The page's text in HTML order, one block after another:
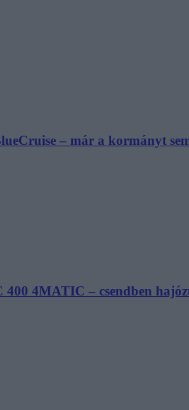
– már a kormányt
400 4MATIC – csendben